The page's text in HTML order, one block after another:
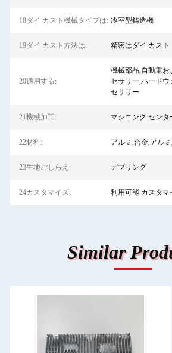
18ダイ カスト機械タイプは: 冷室型鋳造機
19ダイ カスト方法は: 精密はダイ カスト
20適用する:
機械部品,自動車お
セサリー,ハードウ
セサリー
21機械加工: マシニング センタ
22材料: アルミ,合金,アル
23生地ごしらえ: デブリング
24カスタマイズ: 利用可能 カスタマ
Similar